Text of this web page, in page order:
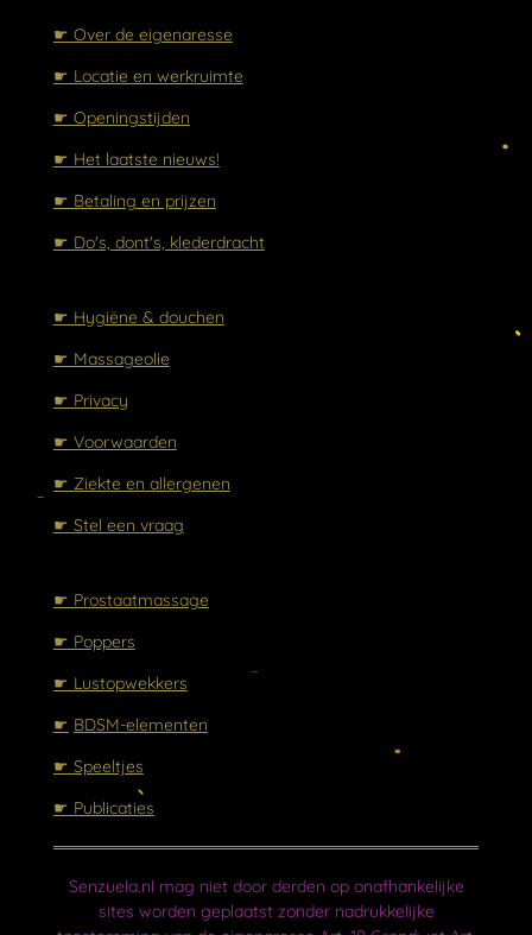
☛ Over de eigenaresse
☛ Locatie en werkruimte
☛ Openingstijden
☛ Het laatste nieuws!
☛ Betaling en prijzen
☛ Do's, dont's, klederdracht
☛ Hygiëne & douchen
☛ Massageolie
☛ Privacy
☛ Voorwaarden
☛ Ziekte en allergenen
☛ Stel een vraag
☛ Prostaatmassage
☛ Poppers
☛ Lustopwekkers
☛ BDSM-elementen
☛ Speeltjes
☛ Publicaties
Senzuela.nl mag niet door derden op onafhankelijke
sites worden geplaatst zonder nadrukkelijke